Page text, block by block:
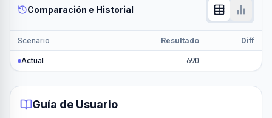
Comparación e Historial
Scenario Resultado Diff
Actual 690 —
Guía de Usuario